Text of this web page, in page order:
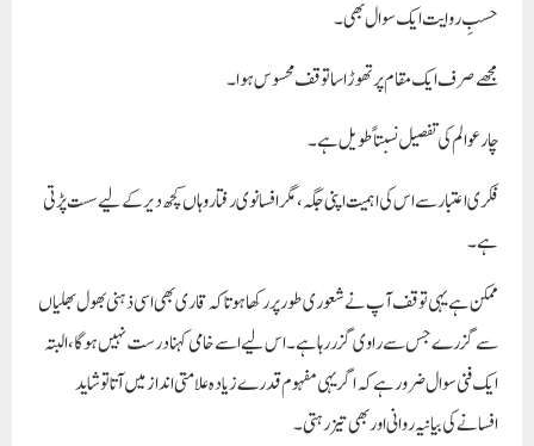
حسبِ روایت ایک سوال بھی۔
مجھے صرف ایک مقام پر تھوڑا سا توقف محسوس ہوا۔
چار عوالم کی تفصیل نسبتاً طویل ہے۔
فکری اعتبار سے اس کی اہمیت اپنی جگہ، مگر افسانوی رفتار وہاں کچھ دیر کے لیے سست پڑتی
ہے۔
ممکن ہے یہی توقف آپ نے شعوری طور پر رکھا ہو تاکہ قاری بھی اسی ذہنی بھول بھلیاں
سے گزرے جس سے راوی گزر رہا ہے۔ اس لیے اسے خامی کہنا درست نہیں ہوگا، البتہ
ایک فنی سوال ضرور ہے کہ اگر یہی مفہوم قدرے زیادہ علامتی انداز میں آتا تو شاید
افسانے کی بیانیہ روانی اور بھی تیز رہتی۔